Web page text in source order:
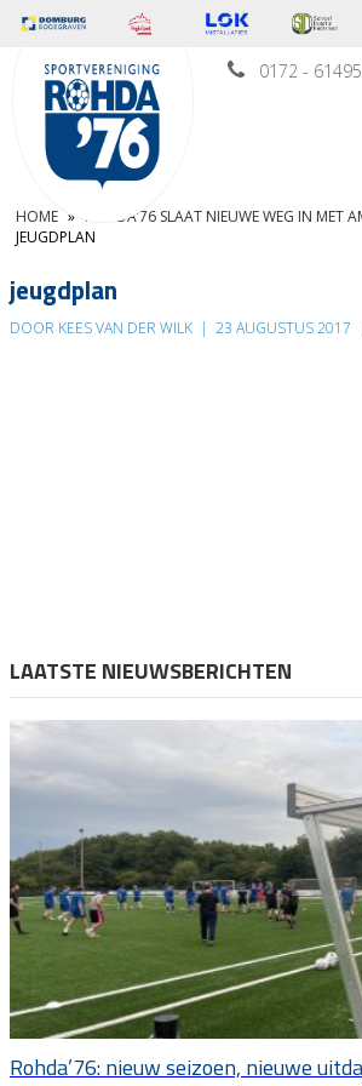
0172 -
HOME » ROHDA’76 SLAAT NIEUWE WEG IN MET
JEUGDPLAN
jeugdplan
DOOR KEES VAN DER WILK | 23 AUGUSTUS 2017
LAATSTE NIEUWSBERICHTEN
Rohda’76: nieuw seizoen, nieuwe